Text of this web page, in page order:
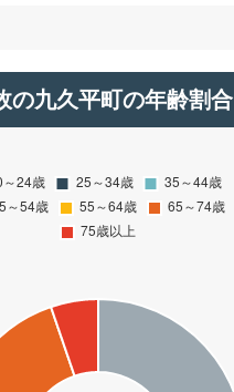
の九久平町の年齢割合